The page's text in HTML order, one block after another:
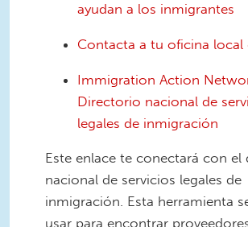
ayudan a los inmigrantes
Contacta a tu oficina local
Immigration Action
Directorio nacional de
legales de inmigración
Este enlace te conectará con el
nacional de servicios legales de
inmigración. Esta herramienta
usar para encontrar